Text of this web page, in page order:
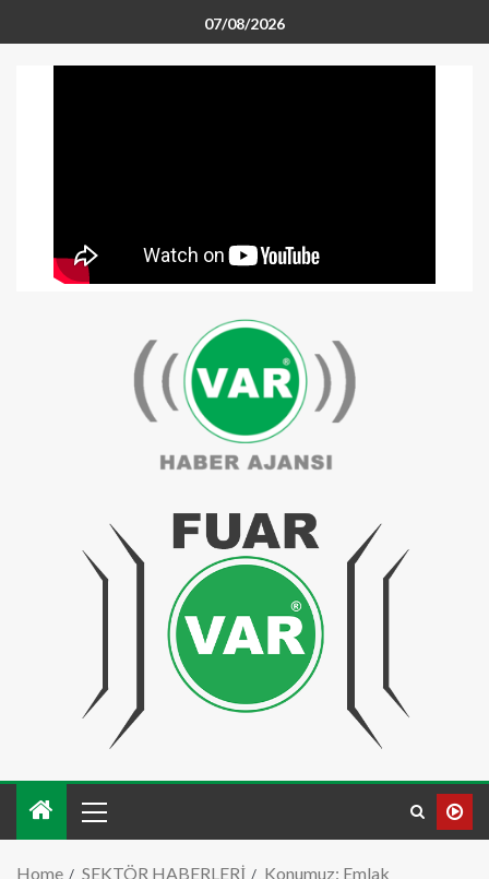
07/08/2026
Home SEKTÖR HABERLERİ Konumuz: Emlak